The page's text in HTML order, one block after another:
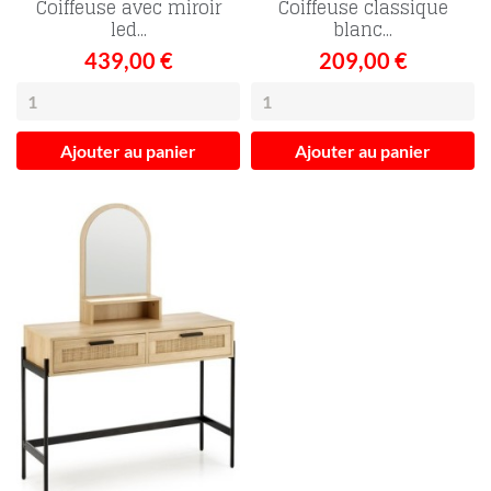
Coiffeuse avec miroir
led...
439,00 €
Ajouter au panier
Coiffeuse classique
blanc...
209,00 €
Ajouter au panier